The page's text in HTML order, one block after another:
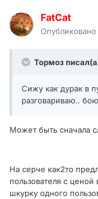
FatCat
Опубликовано
Тормоз
Сижу как дурак в
разговариваю..
Может быть сначала
На серче как2то
пользователя с
шкурку одного